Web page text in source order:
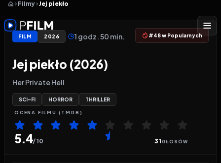
Filmy Jej piekło
FILM 2026 1 godz. 50 min. #48 w Popularnych
Jej piekło (2026)
Her Private Hell
SCI-FI HORROR THRILLER
OCENA FILMU (TMDB)
5.4/ 10 31GŁOSÓW